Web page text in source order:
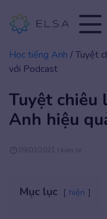
Học tiếng Anh /Tuyệt
với Podcast
Tuyệt chiêu
Anh hiệu
09/03/2021 | kien.le
Mục lục hiện